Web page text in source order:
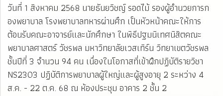
วันที่ 1 สิงหาคม 2568 นายธันยวิชญ์ รอดไม้ รองผู้อำนวยการก
องพยาบาล โรงพยาบาลทหารผ่านศึก เป็นหัวหน้าคณะให้การ
ต้อนรับคณะอาจารย์และนักศึกษา ในพิธีปฐมนิเทศนิสิตคณะ
พยาบาลศาสตร์ วัชรพล มหาวิทยาลัยเวสเทิร์น วิทยาเขตวัชรพล
ชั้นปีที่ 3 จำนวน 94 คน เนื่องในโอกาสที่เข้าฝึกปฏิบัติรายวิชา
NS2303 ปฏิบัติการพยาบาลผู้ใหญ่และผู้สูงอายุ 2 ระหว่าง 4
ส.ค. - 22 ต.ค. 68 ณ ห้องประชุม อาคาร 2 ชั้น 2